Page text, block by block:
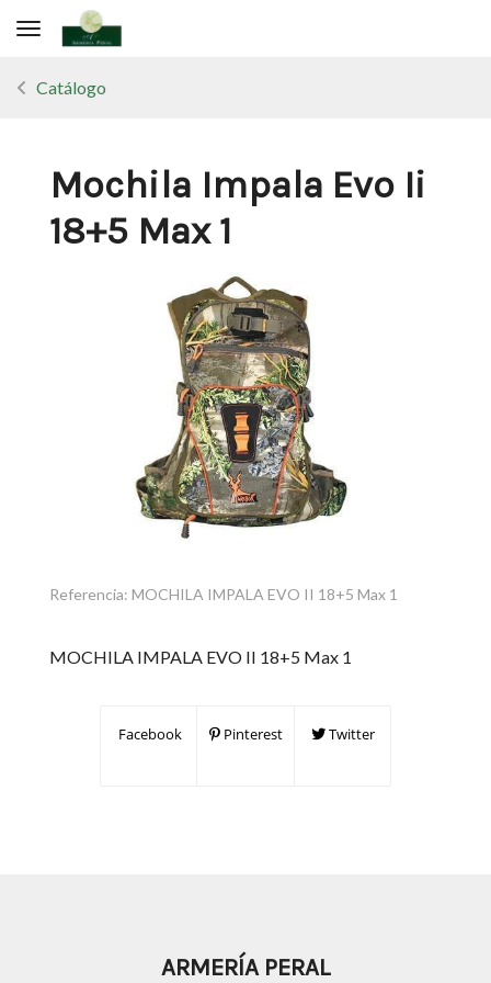
Toggle navigation
Catálogo
Mochila Impala Evo Ii
18+5 Max 1
Referencia: MOCHILA IMPALA EVO II 18+5 Max 1
MOCHILA IMPALA EVO II 18+5 Max 1
Facebook Pinterest Twitter
ARMERÍA PERAL